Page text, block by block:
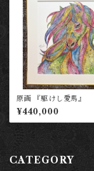
原画 『駆けし愛馬』
¥440,000
CATEGORY